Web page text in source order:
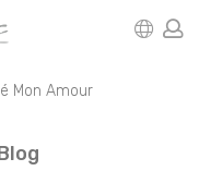
Mon Amour